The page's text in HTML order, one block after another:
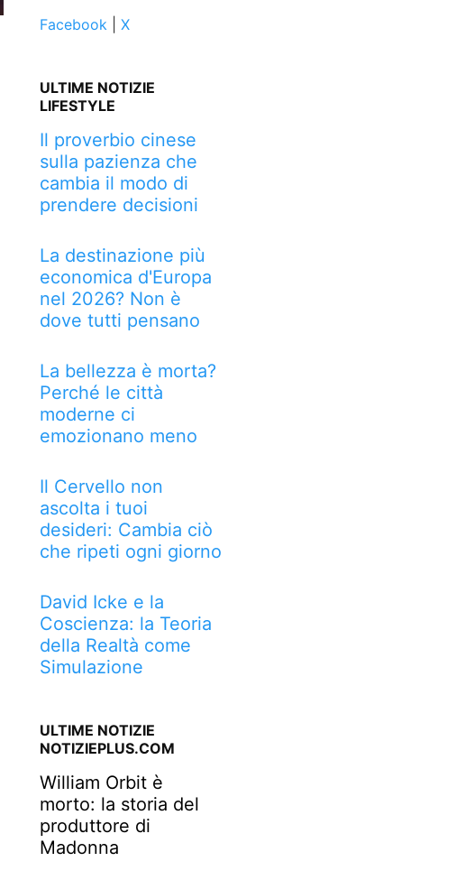
Facebook| X
ULTIME NOTIZIE
LIFESTYLE
Il proverbio cinese
sulla pazienza che
cambia il modo di
prendere decisioni
La destinazione più
economica d'Europa
nel 2026? Non è
dove tutti pensano
La bellezza è morta?
Perché le città
moderne ci
emozionano meno
Il Cervello non
ascolta i tuoi
desideri: Cambia ciò
che ripeti ogni giorno
David Icke e la
Coscienza: la Teoria
della Realtà come
Simulazione
ULTIME NOTIZIE
NOTIZIEPLUS.COM
William Orbit è
morto: la storia del
produttore di
Madonna